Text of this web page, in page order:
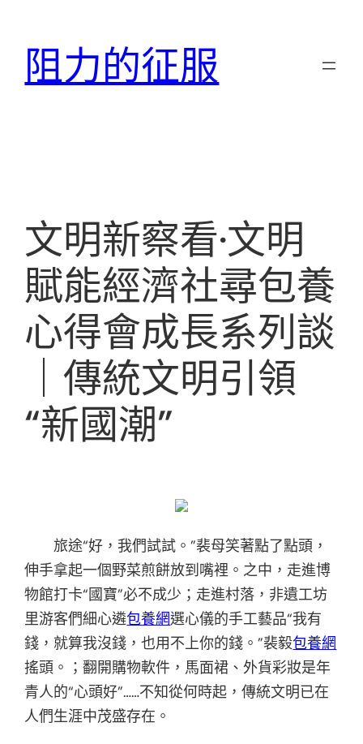
阻力的征服
文明新察看·文明
賦能經濟社尋包養
心得會成長系列談
｜傳統文明引領
“新國潮”
旅途“好，我們試試。”裴母笑著點了點頭，
伸手拿起一個野菜煎餅放到嘴裡。之中，走進博
物館打卡“國寶”必不成少；走進村落，非遺工坊
里游客們細心遴包養網選心儀的手工藝品“我有
錢，就算我沒錢，也用不上你的錢。”裴毅包養網
搖頭。；翻開購物軟件，馬面裙、外貨彩妝是年
青人的“心頭好”……不知從何時起，傳統文明已在
人們生涯中茂盛存在。